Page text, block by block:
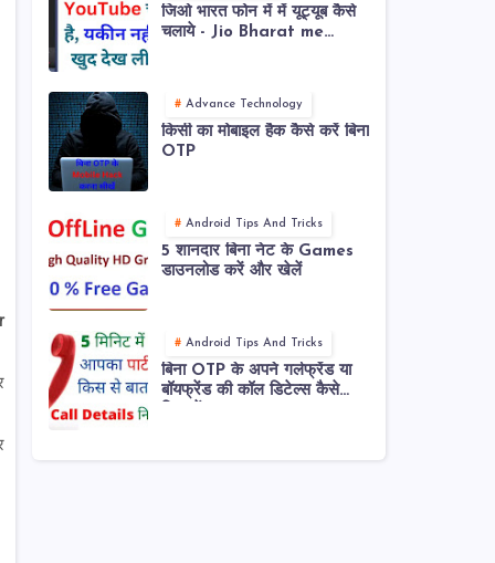
जिओ भारत फोन में में यूट्यूब कैसे
चलाये - Jio Bharat me
Advance Technology
किसी का मोबाइल हैक कैसे करें बिना
OTP
Android Tips And Tricks
5 शानदार बिना नेट के Games
डाउनलोड करें और खेलें
Android Tips And Tricks
बिना OTP के अपने गर्लफ्रेंड या
बॉयफ्रेंड की कॉल डिटेल्स कैसे